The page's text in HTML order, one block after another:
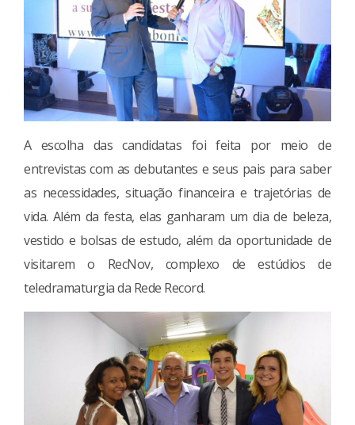
A escolha das candidatas foi feita por meio de
entrevistas com as debutantes e seus pais para saber
as necessidades, situação financeira e trajetórias de
vida. Além da festa, elas ganharam um dia de beleza,
vestido e bolsas de estudo, além da oportunidade de
visitarem o RecNov, complexo de estúdios de
teledramaturgia da Rede Record.